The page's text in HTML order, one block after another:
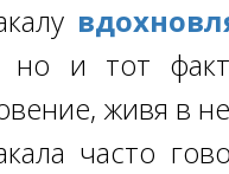
но и тот
живя в
часто